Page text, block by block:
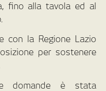
fino alla tavola ed al
con la Regione Lazio
per sostenere
domande è stata